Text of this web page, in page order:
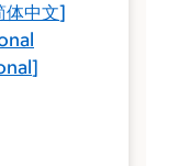
体中文]
]